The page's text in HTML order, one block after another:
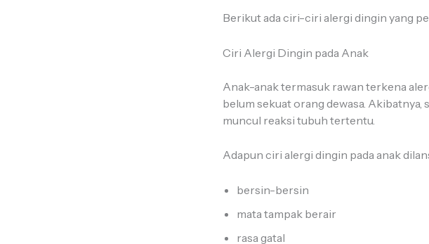
Berikut ada ciri-ciri alergi dingin yang
Ciri Alergi Dingin pada Anak
Anak-anak termasuk rawan terkena
belum sekuat orang dewasa.
muncul reaksi tubuh tertentu.
Adapun ciri alergi dingin pada anak
bersin-bersin
mata tampak berair
rasa gatal